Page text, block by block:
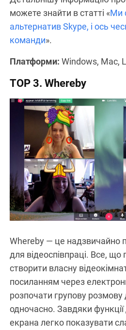
можете знайти в статті «Ми
альтернатив Skype, і ось
команди».
Платформи: Windows, Mac,
TOP 3. Whereby
Whereby — це надзвичайно
для відеоспівпраці. Все, що
створити власну
посиланням через
розпочати групову розмову
одночасно. Завдяки функції
екрана легко показувати